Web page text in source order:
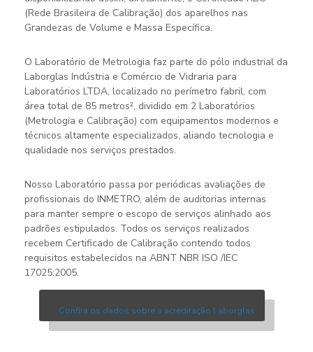
(Rede Brasileira de Calibração) dos aparelhos nas
Grandezas de Volume e Massa Específica.
O Laboratório de Metrologia faz parte do pólo industrial da
Laborglas Indústria e Comércio de Vidraria para
Laboratórios LTDA, localizado no perímetro fabril, com
área total de 85 metros², dividido em 2 Laboratórios
(Metrologia e Calibração) com equipamentos modernos e
técnicos altamente especializados, aliando tecnologia e
qualidade nos serviços prestados.
Nosso Laboratório passa por periódicas avaliações de
profissionais do INMETRO, além de auditorias internas
para manter sempre o escopo de serviços alinhado aos
padrões estipulados. Todos os serviços realizados
recebem Certificado de Calibração contendo todos
requisitos estabelecidos na ABNT NBR ISO /IEC
17025:2005.
Confira os dados sobre a acreditação Laborglas